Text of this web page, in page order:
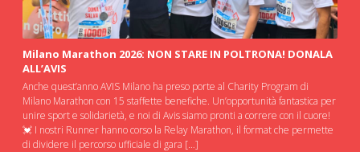
Milano Marathon 2026: NON STARE IN POLTRONA! DONALA
ALL’AVIS
Anche quest’anno AVIS Milano ha preso porte al Charity Program di
Milano Marathon con 15 staffette benefiche. Un’opportunità fantastica per
unire sport e solidarietà, e noi di Avis siamo pronti a correre con il cuore!
💓 I nostri Runner hanno corso la Relay Marathon, il format che permette
di dividere il percorso ufficiale di gara […]